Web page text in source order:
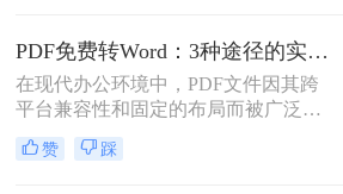
钱呢？本文将介绍几种不花钱的常用
方法，帮助您轻松实现PDF到Word的
转换。
PDF免费转Word：3种途径的实际费用、限制和效果对比！
在现代办公环境中，PDF文件因其跨
平台兼容性和固定的布局而被广泛使
用。然而，在需要对内容进行编辑
时，我们往往需要将其转换为Word文
赞 踩